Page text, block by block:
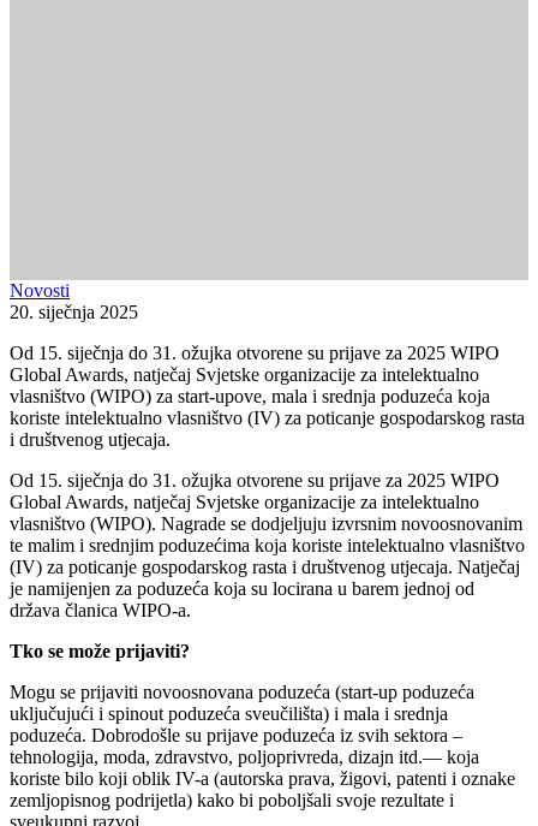
Novosti
20. siječnja 2025
Od 15. siječnja do 31. ožujka otvorene su prijave za 2025 WIPO
Global Awards, natječaj Svjetske organizacije za intelektualno
vlasništvo (WIPO) za start-upove, mala i srednja poduzeća koja
koriste intelektualno vlasništvo (IV) za poticanje gospodarskog rasta
i društvenog utjecaja.
Od 15. siječnja do 31. ožujka otvorene su prijave za 2025 WIPO
Global Awards, natječaj Svjetske organizacije za intelektualno
vlasništvo (WIPO). Nagrade se dodjeljuju izvrsnim novoosnovanim
te malim i srednjim poduzećima koja koriste intelektualno vlasništvo
(IV) za poticanje gospodarskog rasta i društvenog utjecaja. Natječaj
je namijenjen za poduzeća koja su locirana u barem jednoj od
država članica WIPO-a.
Tko se može prijaviti?
Mogu se prijaviti novoosnovana poduzeća (start-up poduzeća
uključujući i spinout poduzeća sveučilišta) i mala i srednja
poduzeća. Dobrodošle su prijave poduzeća iz svih sektora –
tehnologija, moda, zdravstvo, poljoprivreda, dizajn itd.— koja
koriste bilo koji oblik IV-a (autorska prava, žigovi, patenti i oznake
zemljopisnog podrijetla) kako bi poboljšali svoje rezultate i
sveukupni razvoj.